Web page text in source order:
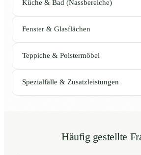
Küche & Bad (Nassbereiche)
Fenster & Glasflächen
Teppiche & Polstermöbel
Spezialfälle & Zusatzleistungen
Häufig gestellte